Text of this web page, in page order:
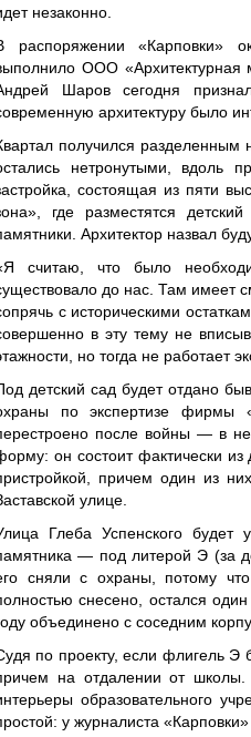
незаконно.
распоряжении «Карповки»
ООО «Архитектурная
Шаров сегодня
архитектуру было
получился разделенным
нетронутыми, вдоль
состоящая из пяти
где разместятся
Архитектор назвал
считаю, что было
до нас. Там имеет
с историческими
в эту тему не
но тогда не работает
детский сад будет отдано
по экспертизе фирмы
после войны — в
он состоит фактически
причем один из
улице.
Глеба Успенского
— под литерой Э (за
сняли с охраны, потому
снесено, остался
объединено с соседним
по проекту, если флигель Э
на отдалении от
образовательного
у журналиста